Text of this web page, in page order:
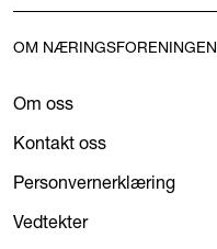
OM NÆRINGSFORENINGEN
Om oss
Kontakt oss
Personvernerklæring
Vedtekter